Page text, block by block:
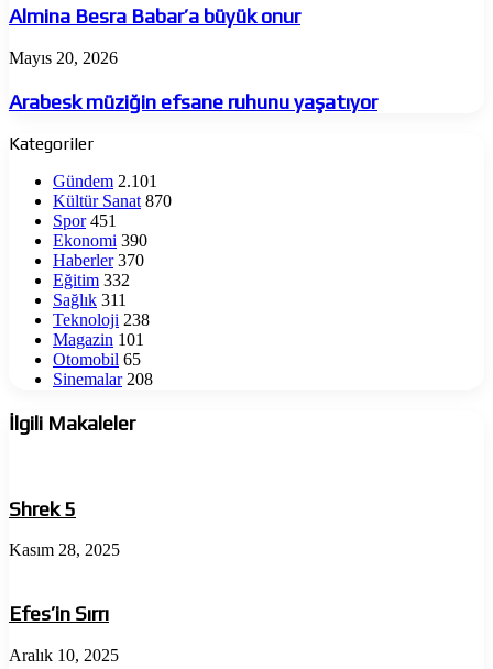
Babar’a
büyük
onur
Almina Besra Babar’a büyük onur
Arabesk
efsane
ruhunu
yaşatıyor
Mayıs 20, 2026
Arabesk müziğin efsane ruhunu yaşatıyor
Kategoriler
Gündem 2.101
Kültür Sanat 870
Spor 451
Ekonomi 390
Haberler 370
Eğitim 332
Sağlık 311
Teknoloji 238
Magazin 101
Otomobil 65
Sinemalar 208
İlgili Makaleler
Shrek 5
Kasım 28, 2025
Efes’in Sırrı
Aralık 10, 2025